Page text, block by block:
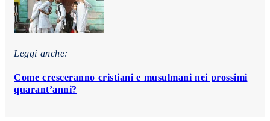
Leggi anche:
Come cresceranno cristiani e musulmani nei prossimi
quarant’anni?